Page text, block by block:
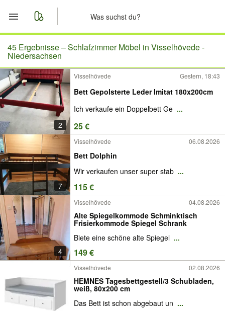
Start
Merkliste
Nachrichten
Anzeige aufgeben
45 Ergebnisse –Schlafzimmer Möbel in Visselhövede -
Niedersachsen
2
Visselhövede Gestern, 18:43
Bett Gepolsterte Leder Imitat 180x200cm
Ich verkaufe ein Doppelbett Ge ...
25 €
7
Visselhövede 06.08.2026
Bett Dolphin
Wir verkaufen unser super stab ...
115 €
4
Visselhövede 04.08.2026
Alte Spiegelkommode Schminktisch
Frisierkommode Spiegel Schrank
Biete eine schöne alte Spiegel ...
149 €
Visselhövede 02.08.2026
HEMNES Tagesbettgestell/3 Schubladen,
weiß, 80x200 cm
Das Bett ist schon abgebaut un ...